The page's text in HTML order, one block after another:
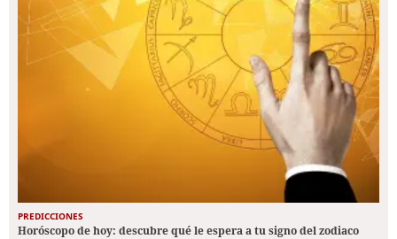
PREDICCIONES
Horóscopo de hoy: descubre qué le espera a tu signo del zodiaco